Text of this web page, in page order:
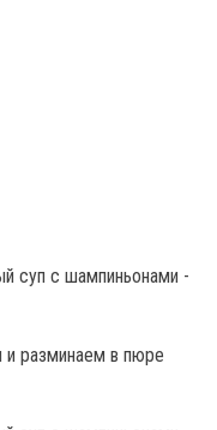
разминаем в пюре